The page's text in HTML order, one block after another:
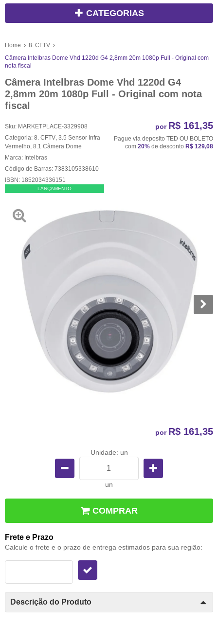
CATEGORIAS
Home
8. CFTV
Câmera Intelbras Dome Vhd 1220d G4 2,8mm 20m 1080p Full - Original com
nota fiscal
Câmera Intelbras Dome Vhd 1220d G4
2,8mm 20m 1080p Full - Original com nota
fiscal
Sku: MARKETPLACE-3329908
Categoria: 8. CFTV 3.5 Sensor Infra
Vermelho 8.1 Câmera Dome
Marca: Intelbras
Código de Barras: 7383105338610
ISBN: 1852034336151
LANÇAMENTO
por R$ 161,35
Pague via deposito TED OU BOLETO
com 20% de desconto R$ 129,08
por R$ 161,35
Unidade: un
un
COMPRAR
Frete e Prazo
Calcule o frete e o prazo de entrega estimados para sua região:
Descrição do Produto